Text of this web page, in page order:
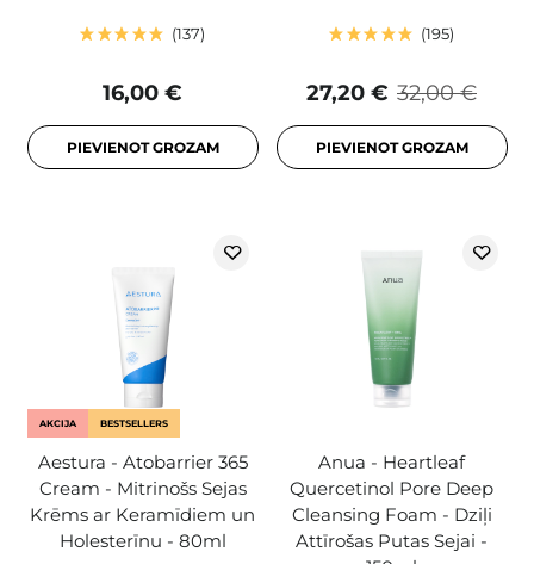
137
16,00 €
PIEVIENOT GROZAM
195
32,00 €
27,20 €
PIEVIENOT GROZAM
AKCIJA BESTSELLERS
Aestura - Atobarrier 365
Cream - Mitrinošs Sejas
Krēms ar Keramīdiem un
Holesterīnu - 80ml
Anua - Heartleaf
Quercetinol Pore Deep
Cleansing Foam - Dziļi
Attīrošas Putas Sejai -